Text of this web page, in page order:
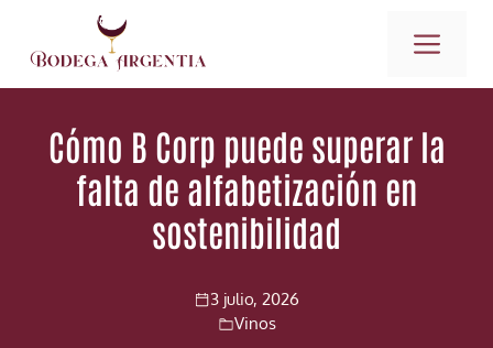
contenido
Cómo B Corp puede superar la
falta de alfabetización en
sostenibilidad
3 julio, 2026
Vinos